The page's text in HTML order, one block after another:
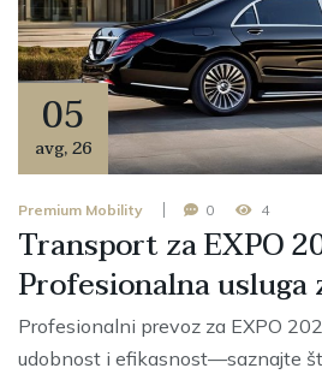
05
avg,26
Premium Mobility 0 4
Transport za EXPO
Profesionalna usluga
Profesionalni prevoz za EXPO
udobnost i efikasnost—saznajte